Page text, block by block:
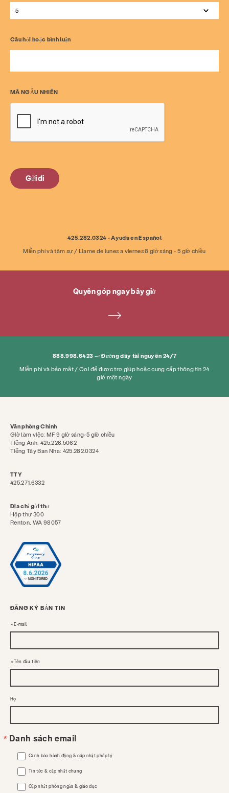
Câu hỏi hoặc bình luận
MÃ NGẪU NHIÊN
425.282.0324 - Ayuda en Español
Miễn phí và tâm sự / Llame de lunes a viernes 8 giờ sáng - 5 giờ chiều
Quyên góp ngay bây giờ
888.998.6423 — Đường dây tài nguyên 24/7
Miễn phí và bảo mật / Gọi để được trợ giúp hoặc cung cấp thông tin 24
giờ một ngày
Văn phòng Chính
Giờ làm việc: MF 9 giờ sáng-5 giờ chiều
Tiếng Anh: 425.226.5062
Tiếng Tây Ban Nha: 425.282.0324
TTY
425.271.6332
Địa chỉ gửi thư
Hộp thư 300
Renton, WA 98057
ĐĂNG KÝ BẢN TIN
E-mail
Tên đầu tiên
Họ
Danh sách email
Cảnh báo hành động & cập nhật pháp lý
Tin tức & cập nhật chung
Cập nhật phòng ngừa & giáo dục